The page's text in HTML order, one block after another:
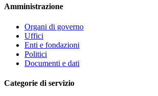
Amministrazione
Organi di governo
Uffici
Enti e fondazioni
Politici
Documenti e dati
Categorie di servizio